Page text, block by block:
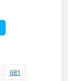
681